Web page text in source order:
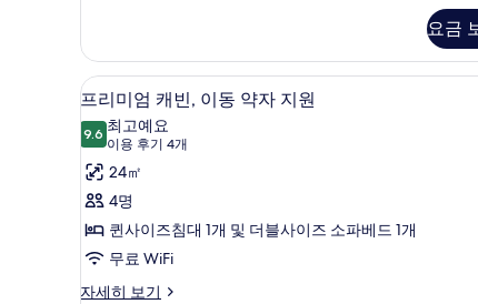
두
보
기
스
위
트
(Basecamp)
자
히
보
요금
프
리
미
엄
캐
빈,
이
동
고급 침구, 오리/거위털 이
5
프리미엄 캐빈, 이동 약자 지원
9.69.6점 만점 중 10점
최고예요
이용 후기 4개
(이
용
후
기
4
개)
24㎡
4명
퀸사이즈침대 1개 및 더블사이즈 소파베드 1개
무료 WiFi
자세히 보기
프